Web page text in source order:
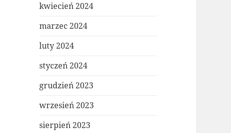
kwiecień 2024
marzec 2024
luty 2024
styczeń 2024
grudzień 2023
wrzesień 2023
sierpień 2023